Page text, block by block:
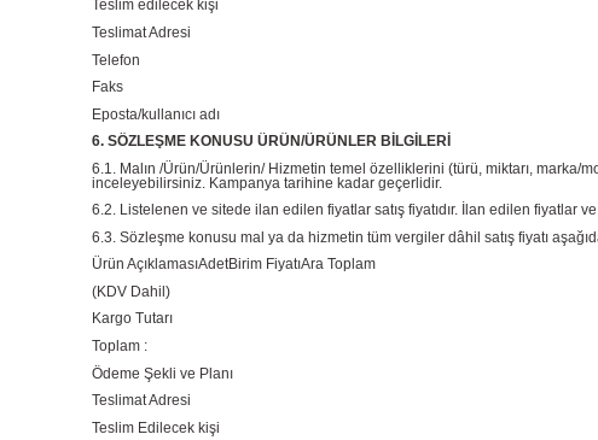
Teslim edilecek kişi
Teslimat Adresi
Telefon
Faks
Eposta/kullanıcı adı
6. SÖZLEŞME KONUSU ÜRÜN/ÜRÜNLER BİLGİLERİ
6.1. Malın /Ürün/Ürünlerin/ Hizmetin temel özelliklerini (türü, miktarı, marka/
inceleyebilirsiniz. Kampanya tarihine kadar geçerlidir.
6.2. Listelenen ve sitede ilan edilen fiyatlar satış fiyatıdır. İlan edilen
6.3. Sözleşme konusu mal ya da hizmetin tüm vergiler dâhil satış fiyatı
Ürün AçıklamasıAdetBirim FiyatıAra Toplam
(KDV Dahil)
Kargo Tutarı
Toplam :
Ödeme Şekli ve Planı
Teslimat Adresi
Teslim Edilecek kişi